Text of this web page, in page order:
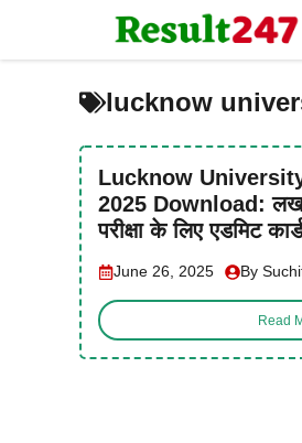
lucknow
Lucknow
2025 Download:
परीक्षा के लिए एडमिट
June 26, 2025 By
Read